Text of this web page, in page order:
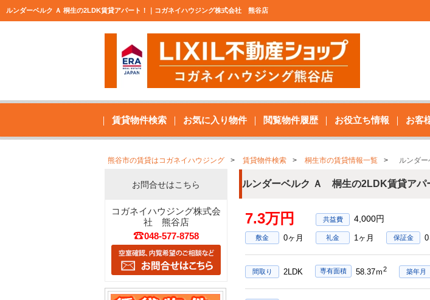
ルンダーベルク Ａ 桐生の2LDK賃貸アパート！｜コガネイハウジング株式会社 熊谷店
賃貸物件検索 お気に入り物件 閲覧物件履歴 お役立ち情報 お客
熊谷市の賃貸はコガネイハウジング 賃貸物件検索 桐生市の賃貸情報一覧 ルンダ
ルンダーベルク Ａ 桐生の2LDK賃貸アパ
7.3万円 4,000円
敷金 0ヶ月 礼金 1ヶ月 保証金 0
間取り 2LDK 専有面積 58.37ｍ2 築年月
お問合せはこちら
コガネイハウジング株式会
社 熊谷店
048-577-8758